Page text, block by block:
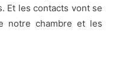
Et les contacts vont se
notre chambre et les